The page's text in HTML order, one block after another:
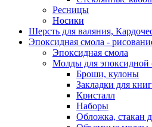
Ресницы
Носики
Шерсть для валяния,
Эпоксидная смола -
Эпоксидная смола
Молды для эпоксидной
Броши, кулоны
Закладки для книг
Кристалл
Наборы
Обложка, стакан